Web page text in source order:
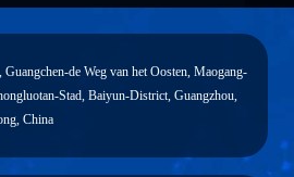
de Weg van het Oosten, Maogang-
Stad, Baiyun-District, Guangzhou,
China